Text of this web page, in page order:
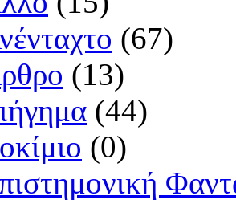
(67)
(13)
(44)
(0)